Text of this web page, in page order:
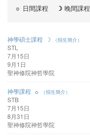
☼ 日間課程 ☽ 晚間課程
神學碩士課程 ☽ （招生簡介）
STL
7月15日
9月1日
聖神修院神哲學院
神學課程 ☼ （招生簡介）
STB
7月15日
8月31日
聖神修院神哲學院